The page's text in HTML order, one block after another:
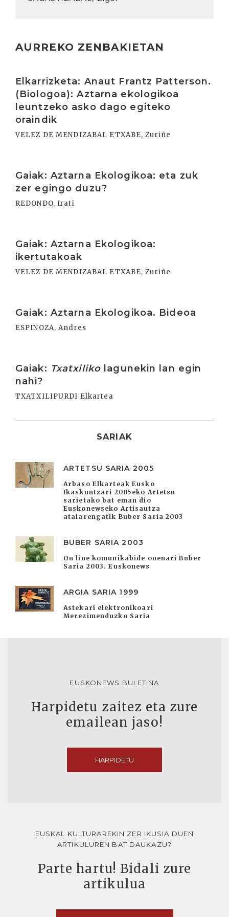
AURREKO ZENBAKIETAN
Elkarrizketa: Anaut Frantz Patterson.
(Biologoa): Aztarna ekologikoa
leuntzeko asko dago egiteko
oraindik
VELEZ DE MENDIZABAL ETXABE, Zuriñe
Gaiak: Aztarna Ekologikoa: eta zuk
zer egingo duzu?
REDONDO, Irati
Gaiak: Aztarna Ekologikoa:
ikertutakoak
VELEZ DE MENDIZABAL ETXABE, Zuriñe
Gaiak: Aztarna Ekologikoa. Bideoa
ESPINOZA, Andres
Gaiak: Txatxiliko lagunekin lan egin
nahi?
TXATXILIPURDI Elkartea
SARIAK
ARTETSU SARIA 2005
Arbaso Elkarteak Eusko
Ikaskuntzari 2005eko Artetsu
sarietako bat eman dio
Euskonewseko Artisautza
atalarengatik Buber Saria 2003
BUBER SARIA 2003
On line komunikabide onenari Buber
Saria 2003. Euskonews
ARGIA SARIA 1999
Astekari elektronikoari
Merezimenduzko Saria
EUSKONEWS BULETINA
Harpidetu zaitez eta zure
emailean jaso!
HARPIDETU
EUSKAL KULTURAREKIN ZER IKUSIA DUEN
ARTIKULUREN BAT DAUKAZU?
Parte hartu! Bidali zure
artikulua